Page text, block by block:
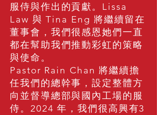
服侍與作出的貢獻。Lissa
Law 與 Tina Eng 將繼續留在
董事會，我們很感恩她們一直
都在幫助我們推動彩虹的策略
與使命。
Pastor Rain Chan 將繼續擔
任我們的總幹事，設定整體方
向並督導總部與國內工場的服
侍。2024 年，我們很高興有3